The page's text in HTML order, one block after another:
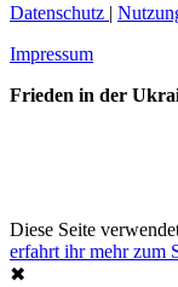
Datenschutz |
Impressum
Frieden in der
Diese Seite
erfahrt ihr mehr zum
✖